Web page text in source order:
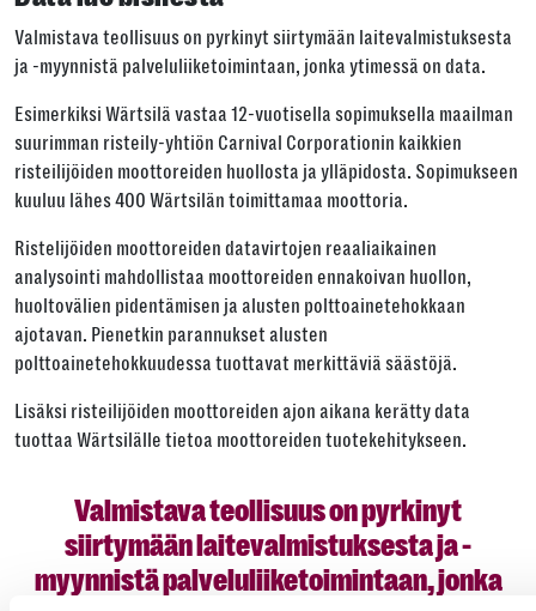
Valmistava teollisuus on pyrkinyt siirtymään laitevalmistuksesta
ja -myynnistä palveluliiketoimintaan, jonka ytimessä on data.
Esimerkiksi Wärtsilä vastaa 12-vuotisella sopimuksella maailman
suurimman risteily-yhtiön Carnival Corporationin kaikkien
risteilijöiden moottoreiden huollosta ja ylläpidosta. Sopimukseen
kuuluu lähes 400 Wärtsilän toimittamaa moottoria.
Ristelijöiden moottoreiden datavirtojen reaaliaikainen
analysointi mahdollistaa moottoreiden ennakoivan huollon,
huoltovälien pidentämisen ja alusten polttoainetehokkaan
ajotavan. Pienetkin parannukset alusten
polttoainetehokkuudessa tuottavat merkittäviä säästöjä.
Lisäksi risteilijöiden moottoreiden ajon aikana kerätty data
tuottaa Wärtsilälle tietoa moottoreiden tuotekehitykseen.
Valmistava teollisuus on pyrkinyt
siirtymään laitevalmistuksesta ja -
myynnistä palveluliiketoimintaan, jonka